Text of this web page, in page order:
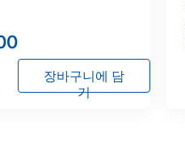
장바구니에 담
기